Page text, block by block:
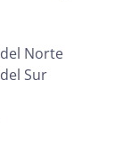
Norte
Sur